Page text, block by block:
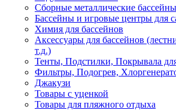
Сборные металлические бассейны
Бассейны и игровые центры для
Химия для бассейнов
Аксессуары для бассейнов
т.д.)
Тенты, Подстилки, Покрывала
Фильтры, Подогрев,
Джакузи
Товары с уценкой
Товары для пляжного отдыха